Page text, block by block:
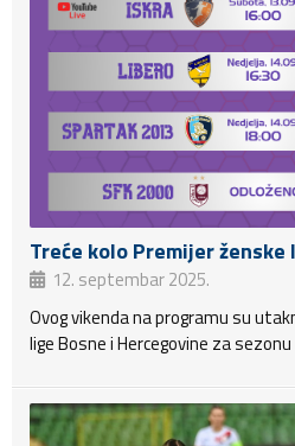
Treće kolo Premijer ženske
12. septembar 2025.
Ovog vikenda na programu su
lige Bosne i Hercegovine za